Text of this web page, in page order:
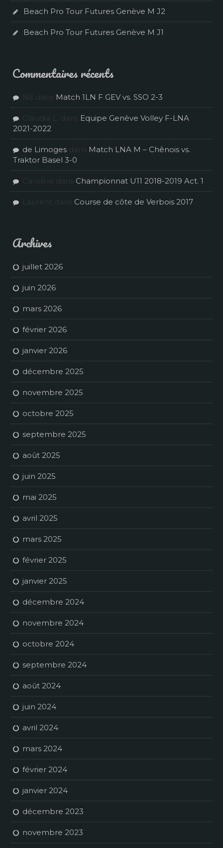
Beach Pro Tour Futures Genève M J2
Beach Pro Tour Futures Genève M J1
Commentaires récents
NE dans Match 1LN F GEV vs. SSO 2-3
Claudia L. dans Equipe Genève Volley F-LNA
2021-2022
de Limoges dans Match LNA M – Chênois vs.
Traktor Basel 3-0
Caroline dans Championnat U11 2018-2019 Act. 1
Laurent dans Course de côte de Verbois 2017
Archives
juillet 2026
juin 2026
mars 2026
février 2026
janvier 2026
décembre 2025
novembre 2025
octobre 2025
septembre 2025
août 2025
juin 2025
mai 2025
avril 2025
mars 2025
février 2025
janvier 2025
décembre 2024
novembre 2024
octobre 2024
septembre 2024
août 2024
juin 2024
avril 2024
mars 2024
février 2024
janvier 2024
décembre 2023
novembre 2023